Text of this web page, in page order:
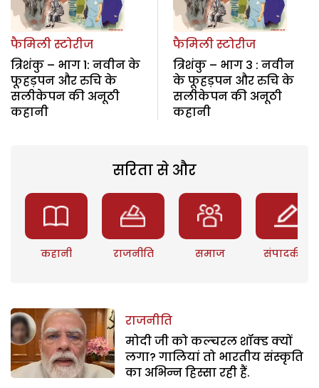
फैमिली स्टोरीज
त्रिशंकु – भाग 1: नवीन के
फूहड़पन और रुचि के
सलीकेपन की अनूठी
कहानी
फैमिली स्टोरीज
त्रिशंकु – भाग 3 : नवीन
के फूहड़पन और रुचि के
सलीकेपन की अनूठी
कहानी
सरिता से और
कहानी राजनीति समाज संपादकीय
राजनीति
मोदी जी को कल्चरल शॉक्ड क्यों
लगा? गालियां तो भारतीय संस्कृति
का अभिन्न हिस्सा रही हैं.